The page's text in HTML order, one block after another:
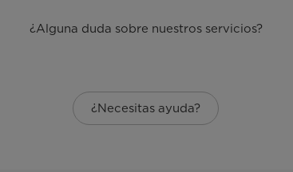
¿Alguna duda sobre nuestros servicios?
¿Necesitas ayuda?